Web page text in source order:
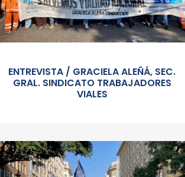
ENTREVISTA / GRACIELA ALEÑÁ, SEC.
GRAL. SINDICATO TRABAJADORES
VIALES